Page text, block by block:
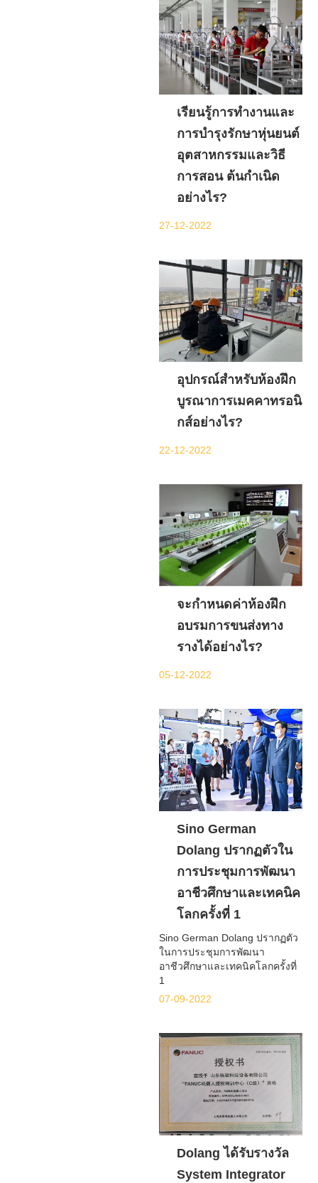
เรียนรู้การทำงานและ
การบำรุงรักษาหุ่นยนต์
อุตสาหกรรมและวิธี
การสอน ต้นกำเนิด
อย่างไร?
27-12-2022
อุปกรณ์สำหรับห้องฝึก
บูรณาการเมคคาทรอนิ
กส์อย่างไร?
22-12-2022
จะกำหนดค่าห้องฝึก
อบรมการขนส่งทาง
รางได้อย่างไร?
05-12-2022
Sino German
Dolang ปรากฏตัวใน
การประชุมการพัฒนา
อาชีวศึกษาและเทคนิค
โลกครั้งที่ 1
Sino German Dolang ปรากฏตัว
ในการประชุมการพัฒนา
อาชีวศึกษาและเทคนิคโลกครั้งที่
1
07-09-2022
Dolang ได้รับรางวัล
System Integrator